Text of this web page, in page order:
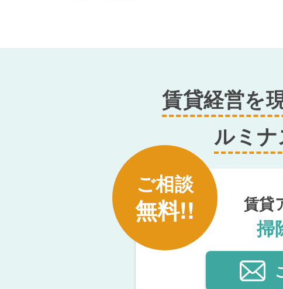
賃貸経営を
ルミナ
ご相談
無料!! 賃貸
掃